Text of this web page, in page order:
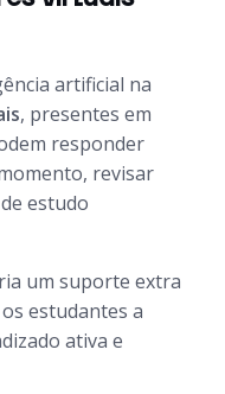
artificial na
, presentes em
responder
revisar
estudo
um suporte extra
estudantes a
ativa e